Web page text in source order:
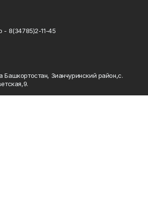
- 8(34785)2-11-45
Башкортостан, Зианчуринский район,с.